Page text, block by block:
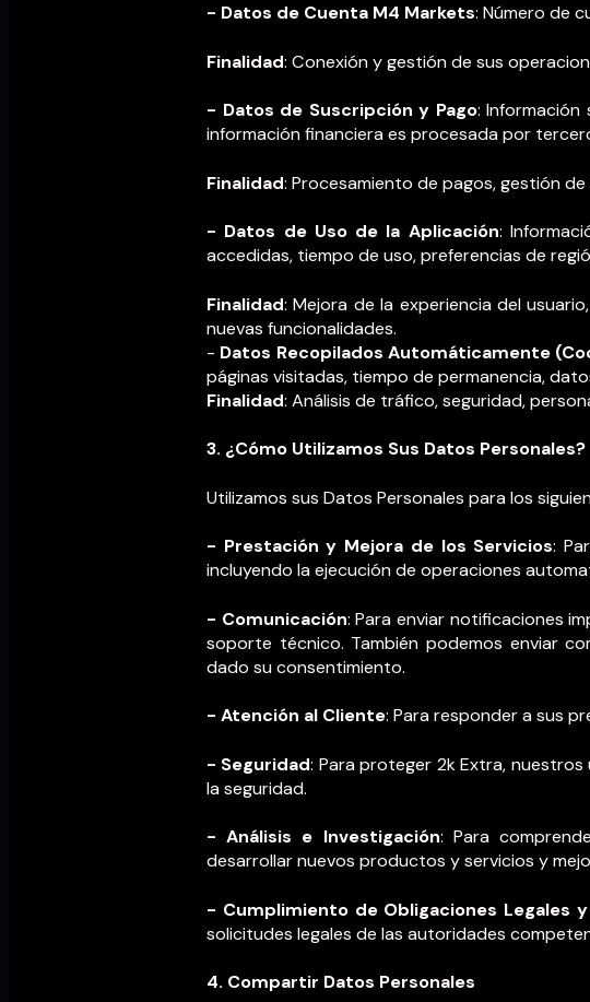
- Datos de Cuenta M4 Markets: Número de
Finalidad: Conexión y gestión de sus
- Datos de Suscripción y Pago: Información
información financiera es procesada por
Finalidad: Procesamiento de pagos, gestión
- Datos de Uso de la Aplicación:
accedidas, tiempo de uso, preferencias de
Finalidad: Mejora de la experiencia del
nuevas funcionalidades.
- Datos Recopilados Automáticamente
páginas visitadas, tiempo de permanencia,
Finalidad: Análisis de tráfico, seguridad,
3. ¿Cómo Utilizamos Sus Datos Personales?
Utilizamos sus Datos Personales para los
- Prestación y Mejora de los Servicios:
incluyendo la ejecución de operaciones
- Comunicación: Para enviar notificaciones
soporte técnico. También podemos enviar
dado su consentimiento.
- Atención al Cliente: Para responder a sus
- Seguridad: Para proteger 2k Extra,
la seguridad.
- Análisis e Investigación: Para
desarrollar nuevos productos y servicios y
- Cumplimiento de Obligaciones Legales
solicitudes legales de las autoridades
4. Compartir Datos Personales